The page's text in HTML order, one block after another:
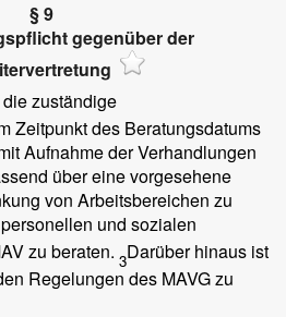
§ 9
gegenüber der
zuständige
Zeitpunkt des Beratungsdatums
Aufnahme der Verhandlungen
über eine vorgesehene
von Arbeitsbereichen zu
und sozialen
zu beraten. 3Darüber hinaus ist
Regelungen des MAVG zu